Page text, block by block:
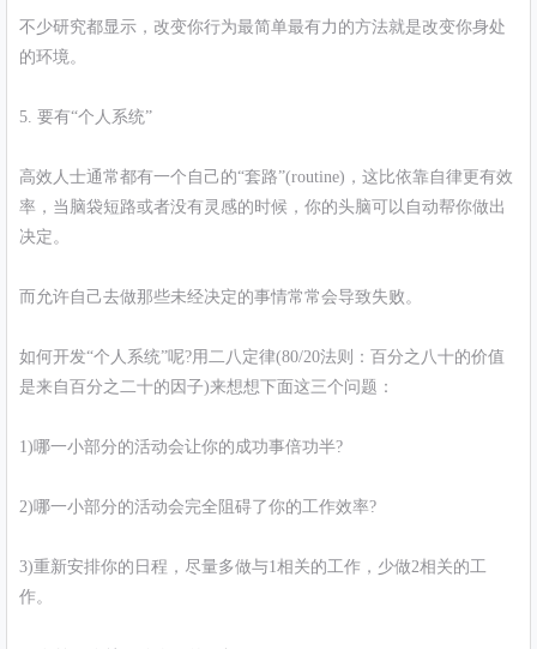
不少研究都显示，改变你行为最简单最有力的方法就是改变你身处
的环境。
5. 要有“个人系统”
高效人士通常都有一个自己的“套路”(routine)，这比依靠自律更有效
率，当脑袋短路或者没有灵感的时候，你的头脑可以自动帮你做出
决定。
而允许自己去做那些未经决定的事情常常会导致失败。
如何开发“个人系统”呢?用二八定律(80/20法则：百分之八十的价值
是来自百分之二十的因子)来想想下面这三个问题：
1)哪一小部分的活动会让你的成功事倍功半?
2)哪一小部分的活动会完全阻碍了你的工作效率?
3)重新安排你的日程，尽量多做与1相关的工作，少做2相关的工
作。